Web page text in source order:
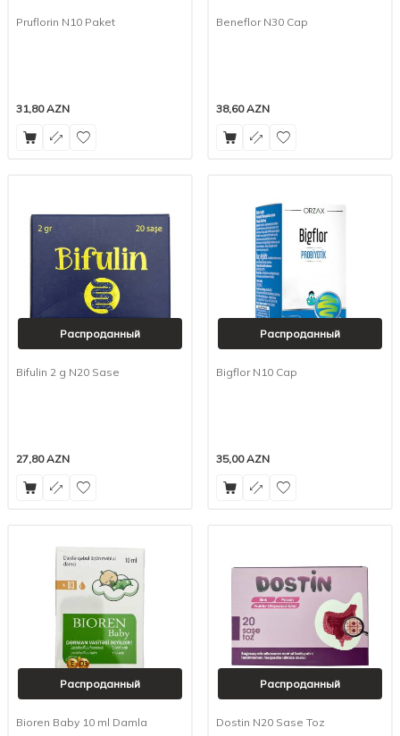
Pruflorin N10 Paket
31,80AZN
Beneflor N30 Cap
38,60AZN
Распроданный
Bifulin 2 g N20 Sase
27,80AZN
Распроданный
Bigflor N10 Cap
35,00AZN
Распроданный
Bioren Baby 10 ml Damla
Распроданный
Dostin N20 Sase Toz